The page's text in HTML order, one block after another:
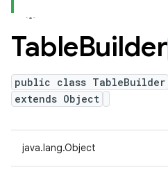
TableBuilder
public class TableBuilder
extends Object
java.lang.Object